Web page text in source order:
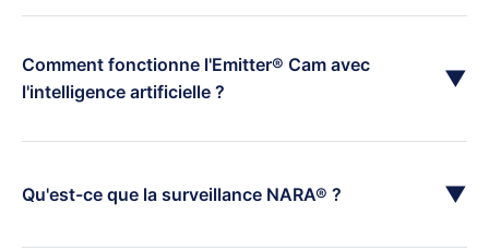
Comment fonctionne l'Emitter® Cam avec
l'intelligence artificielle ?
▼
Qu'est-ce que la surveillance NARA® ? ▼